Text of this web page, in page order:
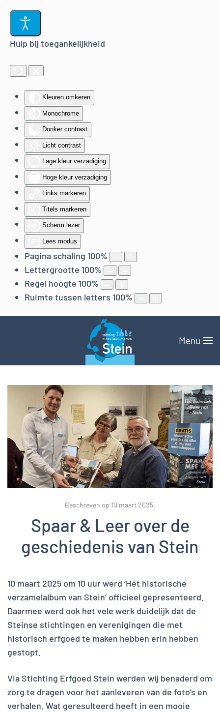
Hulp bij toegankelijkheid
Kleuren omkeren
Monochrome
Donker contrast
Licht contrast
Lage kleur verzadiging
Hoge kleur verzadiging
Links markeren
Titels markeren
Scherm lezer
Lees modus
Pagina schaling 100%
Lettergrootte 100%
Regel hoogte 100%
Ruimte tussen letters 100%
Terug naar hoofdinhoud
Menu
Geschreven op 10 maart 2025.
Spaar & Leer over de
geschiedenis van Stein
10 maart 2025 om 10 uur werd ‘Hét historische
verzamelalbum van Stein’ officieel gepresenteerd.
Daarmee werd ook het vele werk duidelijk dat de
Steinse stichtingen en verenigingen die met
historisch erfgoed te maken hebben erin hebben
gestopt.
Via Stichting Erfgoed Stein werden wij benaderd om
zorg te dragen voor het aanleveren van de foto’s en
verhalen. Wat geresulteerd heeft in een mooie